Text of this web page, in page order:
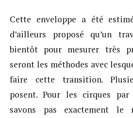
Cette enveloppe a été
d’ailleurs proposé qu’un
bientôt pour mesurer très
seront les méthodes avec
faire cette transition.
posent. Pour les cirques par
savons pas exactement le